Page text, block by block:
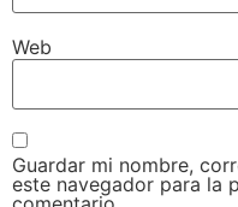
Web
Guardar mi nombre,
este navegador para la